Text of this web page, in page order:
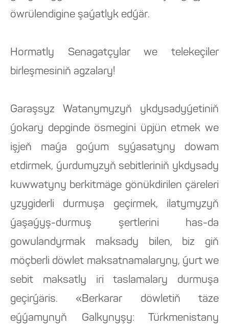
öwrülendigine şaýatlyk edýär.
Hormatly Senagatçylar we telekeçiler
birleşmesiniň agzalary!
Garaşsyz Watanymyzyň ykdysadyýetiniň
ýokary depginde ösmegini üpjün etmek we
işjeň maýa goýum syýasatyny dowam
etdirmek, ýurdumyzyň sebitleriniň ykdysady
kuwwatyny berkitmäge gönükdirilen çäreleri
yzygiderli durmuşa geçirmek, ilatymyzyň
ýaşaýyş-durmuş şertlerini has-da
gowulandyrmak maksady bilen, biz giň
möçberli döwlet maksatnamalaryny, ýurt we
sebit maksatly iri taslamalary durmuşa
geçirýäris. «Berkarar döwletiň täze
eýýamynyň Galkynyşy: Türkmenistany